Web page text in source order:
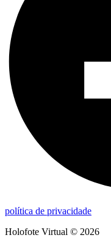
política de privacidade
Holofote Virtual © 2026